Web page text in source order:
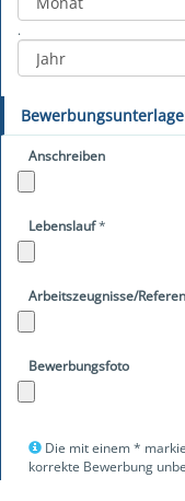
.
Anschreiben
Lebenslauf*
Arbeitszeugnisse/
Bewerbungsfoto
Die mit einem *
korrekte Bewerbung